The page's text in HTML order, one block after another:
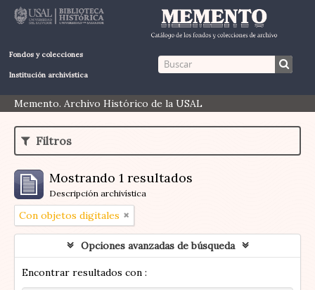
Fondos y colecciones
Institución archivística
Memento. Archivo Histórico de la USAL
Filtros
Mostrando 1 resultados
Descripción archivística
Con objetos digitales
Opciones avanzadas de búsqueda
Encontrar resultados con :